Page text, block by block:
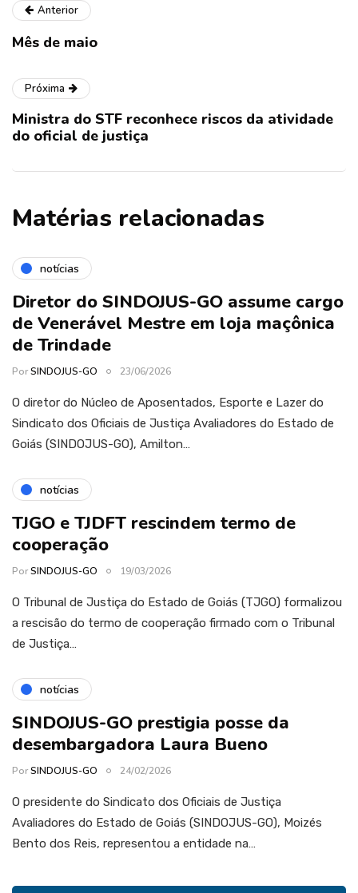
Anterior
Mês de maio
Próxima
Ministra do STF reconhece riscos da atividade
do oficial de justiça
Matérias relacionadas
notícias
Diretor do SINDOJUS-GO assume cargo
de Venerável Mestre em loja maçônica
de Trindade
PorSINDOJUS-GO 23/06/2026
O diretor do Núcleo de Aposentados, Esporte e Lazer do
Sindicato dos Oficiais de Justiça Avaliadores do Estado de
Goiás (SINDOJUS-GO), Amilton…
notícias
TJGO e TJDFT rescindem termo de
cooperação
PorSINDOJUS-GO 19/03/2026
O Tribunal de Justiça do Estado de Goiás (TJGO) formalizou
a rescisão do termo de cooperação firmado com o Tribunal
de Justiça…
notícias
SINDOJUS-GO prestigia posse da
desembargadora Laura Bueno
PorSINDOJUS-GO 24/02/2026
O presidente do Sindicato dos Oficiais de Justiça
Avaliadores do Estado de Goiás (SINDOJUS-GO), Moizés
Bento dos Reis, representou a entidade na…